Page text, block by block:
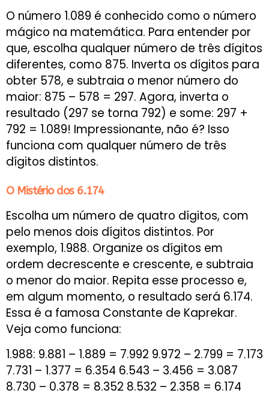
O número 1.089 é conhecido como o número
mágico na matemática. Para entender por
que, escolha qualquer número de três dígitos
diferentes, como 875. Inverta os dígitos para
obter 578, e subtraia o menor número do
maior: 875 – 578 = 297. Agora, inverta o
resultado (297 se torna 792) e some: 297 +
792 = 1.089! Impressionante, não é? Isso
funciona com qualquer número de três
dígitos distintos.
O Mistério dos 6.174
Escolha um número de quatro dígitos, com
pelo menos dois dígitos distintos. Por
exemplo, 1.988. Organize os dígitos em
ordem decrescente e crescente, e subtraia
o menor do maior. Repita esse processo e,
em algum momento, o resultado será 6.174.
Essa é a famosa Constante de Kaprekar.
Veja como funciona:
1.988: 9.881 – 1.889 = 7.992 9.972 – 2.799 = 7.173
7.731 – 1.377 = 6.354 6.543 – 3.456 = 3.087
8.730 – 0.378 = 8.352 8.532 – 2.358 = 6.174